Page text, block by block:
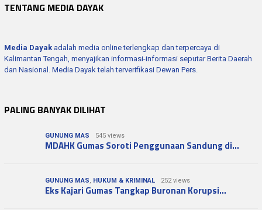
TENTANG MEDIA DAYAK
Media Dayak adalah media online terlengkap dan terpercaya di
Kalimantan Tengah, menyajikan informasi-informasi seputar Berita Daerah
dan Nasional. Media Dayak telah terverifikasi Dewan Pers.
PALING BANYAK DILIHAT
GUNUNG MAS 545 views
MDAHK Gumas Soroti Penggunaan Sandung di…
GUNUNG MAS, HUKUM & KRIMINAL 252 views
Eks Kajari Gumas Tangkap Buronan Korupsi…